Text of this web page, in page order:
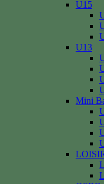
U15
U13
Mini